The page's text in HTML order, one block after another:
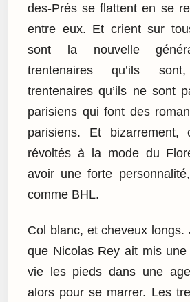
des-Prés se flattent en se
entre eux. Et crient sur
sont la nouvelle
trentenaires qu’ils
trentenaires qu’ils ne sont
parisiens qui font des
parisiens. Et bizarrement,
révoltés à la mode du
avoir une forte
comme BHL.
Col blanc, et cheveux longs.
que Nicolas Rey ait mis
vie les pieds dans une
alors pour se marrer. Les